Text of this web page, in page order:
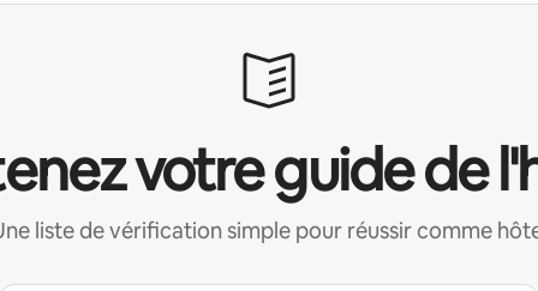
votre guide de
liste de vérification simple pour réussir comme